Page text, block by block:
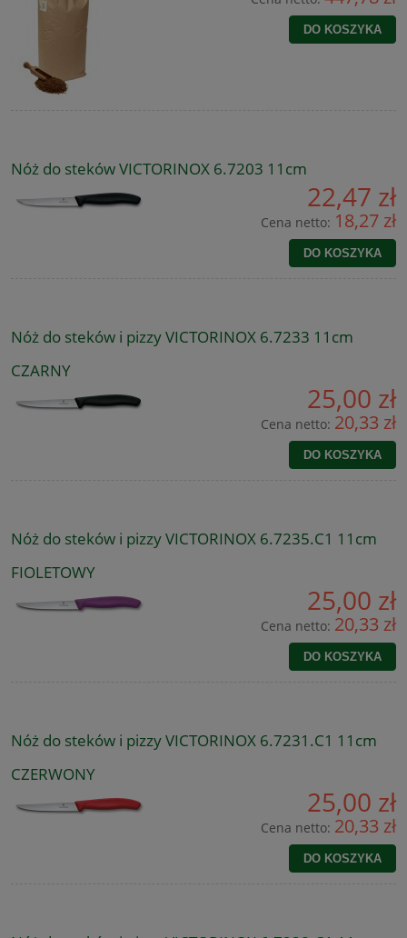
DO KOSZYKA
Nóż do steków VICTORINOX 6.7203 11cm
22,47 zł
Cena netto: 18,27 zł
DO KOSZYKA
Nóż do steków i pizzy VICTORINOX 6.7233 11cm
CZARNY
25,00 zł
Cena netto: 20,33 zł
DO KOSZYKA
Nóż do steków i pizzy VICTORINOX 6.7235.C1 11cm
FIOLETOWY
25,00 zł
Cena netto: 20,33 zł
DO KOSZYKA
Nóż do steków i pizzy VICTORINOX 6.7231.C1 11cm
CZERWONY
25,00 zł
Cena netto: 20,33 zł
DO KOSZYKA